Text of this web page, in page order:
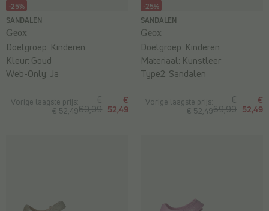
-25%
SANDALEN
Geox
Vorige laagste prijs:
€ 52,49
€
69,99
€
52,49
Doelgroep: Kinderen
Kleur: Goud
Web-Only:Ja
-25%
SANDALEN
Geox
Vorige laagste prijs:
€ 52,49
€
69,99
€
52,49
Doelgroep: Kinderen
Materiaal: Kunstleer
Type2: Sandalen